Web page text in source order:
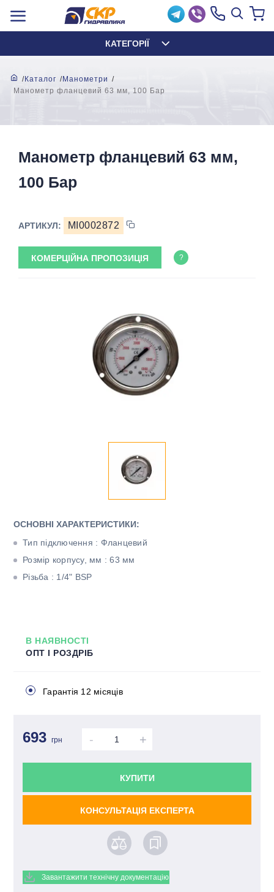
КАТЕГОРІЇ
Каталог
Манометри
Манометр фланцевий 63 мм, 100 Бар
Манометр фланцевий 63 мм,
100 Бар
АРТИКУЛ: MI0002872
КОМЕРЦІЙНА ПРОПОЗИЦІЯ ?
ОСНОВНІ ХАРАКТЕРИСТИКИ:
Тип підключення : Фланцевий
Розмір корпусу, мм : 63 мм
Різьба : 1/4" BSP
В НАЯВНОСТІ
ОПТ І РОЗДРІБ
Гарантія 12 місяців
693 грн - +
КУПИТИ
КОНСУЛЬТАЦІЯ ЕКСПЕРТА
Завантажити технічну документацію